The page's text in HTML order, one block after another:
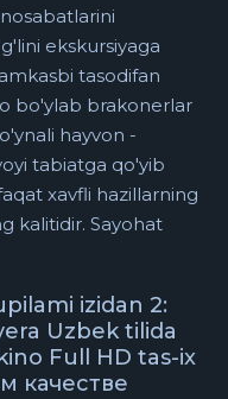
ekskursiyaga
tasodifan
bo'ylab brakonerlar
hayvon -
tabiatga qo'yib
xavfli hazillarning
kalitidir. Sayohat
izidan 2:
Uzbek tilida
Full HD tas-ix
качестве